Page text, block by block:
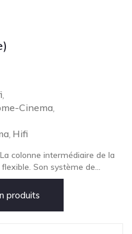
Cinema
Hifi
colonne intermédiaire de la
Son système de...
produits